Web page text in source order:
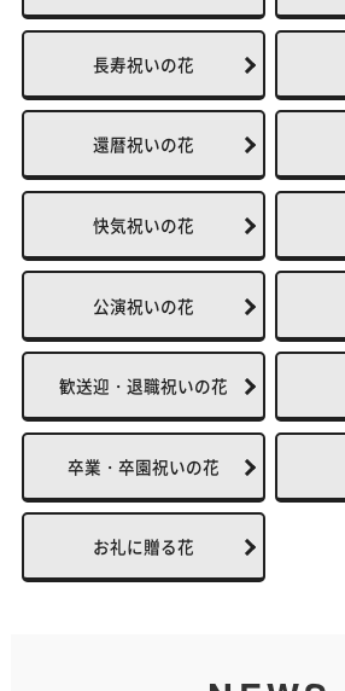
長寿祝いの花
還暦祝いの花
快気祝いの花
公演祝いの花
歓送迎・退職祝いの花
卒業・卒園祝いの花
お礼に贈る花